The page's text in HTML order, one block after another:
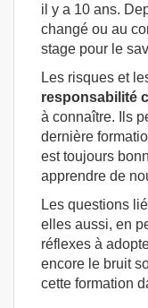
il y a 10 ans.
changé ou au
stage pour le
Les risques et
responsabilité
à connaître. Ils
dernière
est toujours
apprendre de
Les questions
elles aussi, en
réflexes à
encore le bruit
cette formation